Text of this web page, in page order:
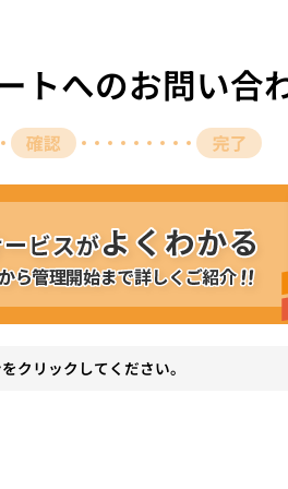
トへのお問い合
クリックしてください。